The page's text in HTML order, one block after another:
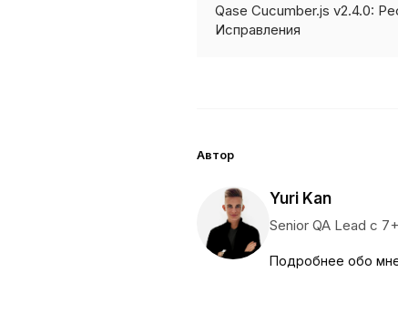
Qase Cucumber.js v2.4.0:
Исправления
Автор
Yuri Kan
Senior QA Lead с
Подробнее обо